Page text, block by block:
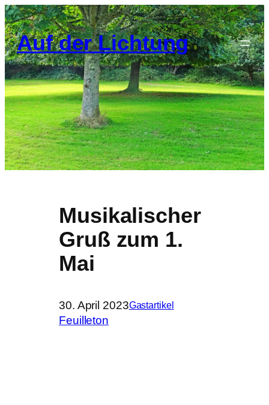
Zum
Inhalt
springen
Auf der Lichtung
Musikalischer
Gruß zum 1.
Mai
30. April 2023Gastartikel
Feuilleton